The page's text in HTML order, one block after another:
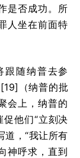
是否成功。所
人坐在前面特
跟随纳普去参
（纳普的批
会上，纳普的
促他们“立刻决
，“我让所有
神呼求，直到